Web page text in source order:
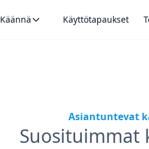
Käännä Käyttötapaukset
Asiantuntevat
Suosituimmat